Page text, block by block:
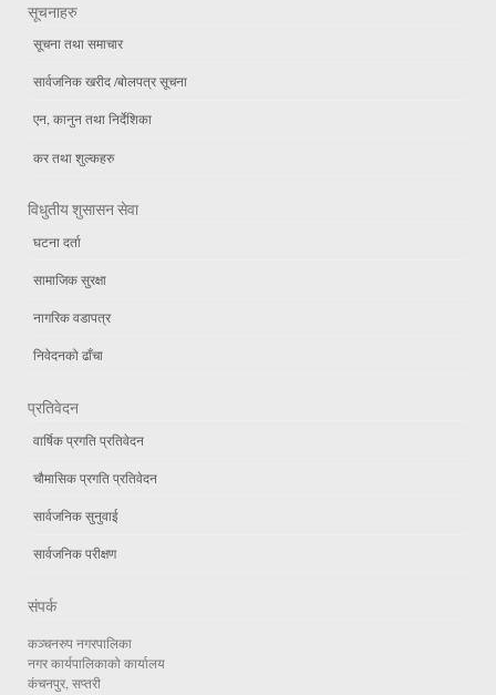
सूचनाहरु
सूचना तथा समाचार
सार्वजनिक खरीद /बोलपत्र सूचना
एन, कानुन तथा निर्देशिका
कर तथा शुल्कहरु
विधुतीय शुसासन सेवा
घटना दर्ता
सामाजिक सुरक्षा
नागरिक वडापत्र
निवेदनको ढाँचा
प्रतिवेदन
वार्षिक प्रगति प्रतिवेदन
चौमासिक प्रगति प्रतिवेदन
सार्वजनिक सुनुवाई
सार्वजनिक परीक्षण
संपर्क
कञ्चनरुप नगरपालिका
नगर कार्यपालिकाको कार्यालय
कंचनपुर, सप्तरी